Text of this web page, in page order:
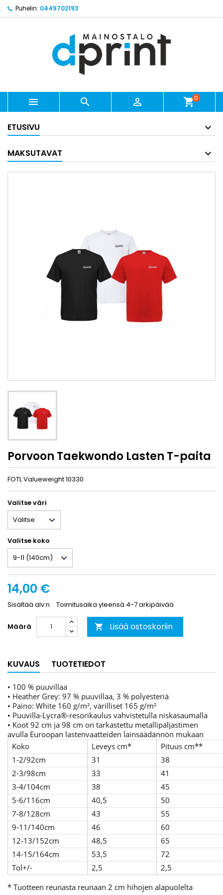
Puhelin: 0449702193
   shopping_cart0
ETUSIVU
MAKSUTAVAT
Porvoon Taekwondo Lasten T-paita
FOTL Valueweight 10330
Valitse väri
Valitse koko
14,00 €
Sisältää alv:n Toimitusaika yleensä 4-7 arkipäivää
Määrä  Lisää ostoskoriin
KUVAUS TUOTETIEDOT
• 100 % puuvillaa
• Heather Grey: 97 % puuvillaa, 3 % polyesteriä
• Paino: White 160 g/m², värilliset 165 g/m²
• Puuvilla-Lycra®-resorikaulus vahvistetulla niskasaumalla
• Koot 92 cm ja 98 cm on tarkastettu metallipaljastimen
avulla Euroopan lastenvaatteiden lainsäädännön mukaan
Koko
Leveys cm*
Pituus cm**
1-2/92cm
31
38
2-3/98cm
33
41
3-4/104cm
38
45
5-6/116cm
40,5
50
7-8/128cm
43
55
9-11/140cm
46
60
12-13/152cm
48,5
65
14-15/164cm
53,5
72
Tol+/-
2,5
2,5
* Tuotteen reunasta reunaan 2 cm hihojen alapuolelta